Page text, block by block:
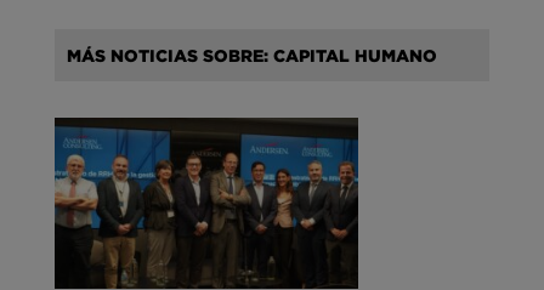
MÁS NOTICIAS SOBRE: CAPITAL HUMANO